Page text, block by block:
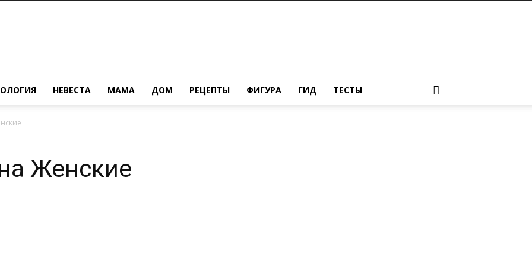
НЕВЕСТА МАМА ДОМ РЕЦЕПТЫ ФИГУРА ГИД ТЕСТЫ
Женские